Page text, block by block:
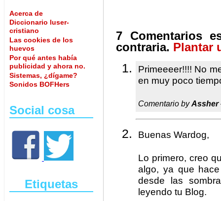
Acerca de
Diccionario luser-
cristiano
Las cookies de los
huevos
Por qué antes había
publicidad y ahora no.
Sistemas, ¿dígame?
Sonidos BOFHers
Social cosa
Etiquetas
7 Comentarios
contraria. Plantar
Primeeeer!!!! No
en muy poco
Comentario byAssher
Buenas Wardog,
Lo primero, creo
algo, ya que
desde las
leyendo tu Blog.